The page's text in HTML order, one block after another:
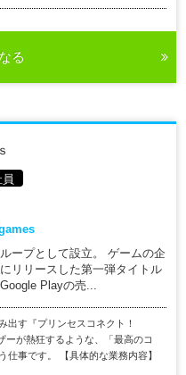
る
ープとして設立。 ゲームの企
リリースした第一弾タイトル
Playの売...
出す『プリンセスコネクト！
ーが熱狂するような、「最高のコ
仕事です。 【具体的な業務内容】